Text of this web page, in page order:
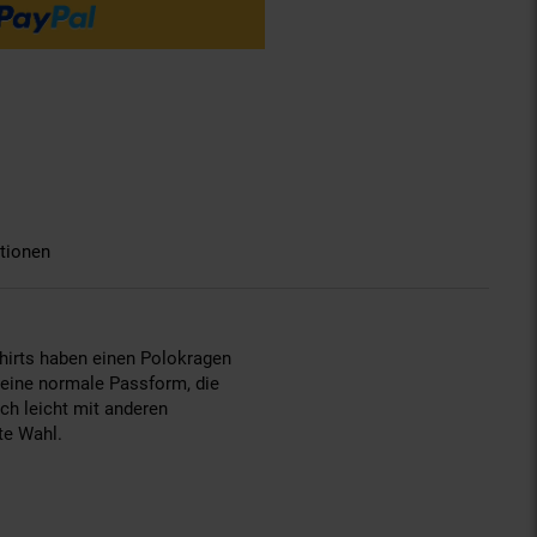
haben einen Polokragen
normale Passform, die
leicht mit anderen
Wahl.